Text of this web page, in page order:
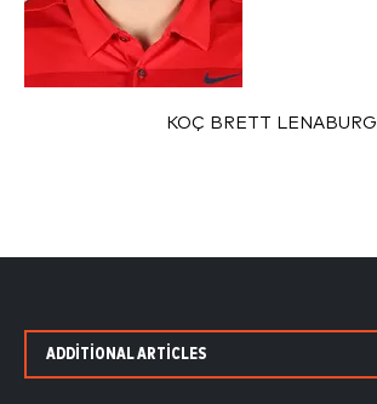
KOÇ BRETT LENABURG
ADDITIONAL ARTICLES